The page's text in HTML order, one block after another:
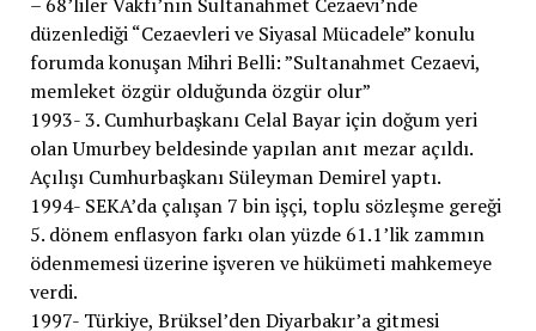
düzenlediği “Cezaevleri ve Siyasal Mücadele” konulu
forumda konuşan Mihri Belli: ”Sultanahmet Cezaevi,
memleket özgür olduğunda özgür olur”
1993- 3. Cumhurbaşkanı Celal Bayar için doğum yeri
olan Umurbey beldesinde yapılan anıt mezar açıldı.
Açılışı Cumhurbaşkanı Süleyman Demirel yaptı.
1994- SEKA’da çalışan 7 bin işçi, toplu sözleşme gereği
5. dönem enflasyon farkı olan yüzde 61.1’lik zammın
ödenmemesi üzerine işveren ve hükümeti mahkemeye
verdi.
1997- Türkiye, Brüksel’den Diyarbakır’a gitmesi